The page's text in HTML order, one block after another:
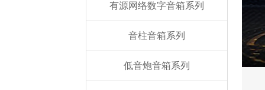
有源网络数字音箱系列
音柱音箱系列
低音炮音箱系列